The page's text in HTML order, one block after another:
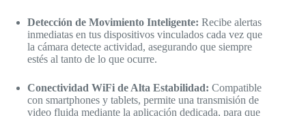
Detección de Movimiento Inteligente: Recibe alertas
inmediatas en tus dispositivos vinculados cada vez que
la cámara detecte actividad, asegurando que siempre
estés al tanto de lo que ocurre.
Conectividad WiFi de Alta Estabilidad: Compatible
con smartphones y tablets, permite una transmisión de
video fluida mediante la aplicación dedicada, para que